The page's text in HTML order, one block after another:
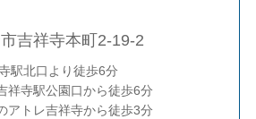
吉祥寺本町2-19-2
駅北口より徒歩6分
祥寺駅公園口から徒歩6分
アトレ吉祥寺から徒歩3分